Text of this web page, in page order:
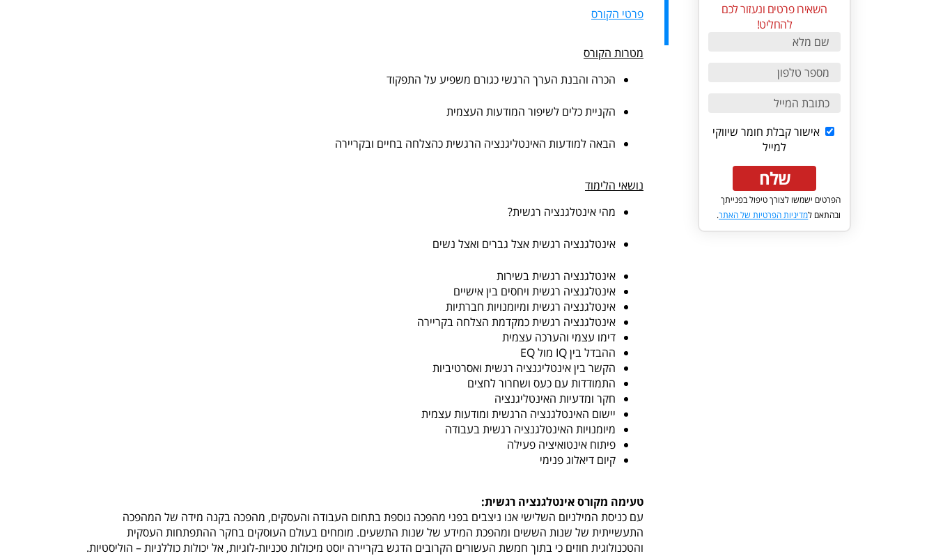
השאירו פרטים ונעזור לכם
להחליט!
אישור קבלת חומר שיווקי
למייל
שלח
הפרטים ישמשו לצורך טיפול בפנייתך
ובהתאם למדיניות הפרטיות של האתר.
פרטי הקורס
מטרות הקורס
הכרה והבנת הערך הרגשי כגורם משפיע על התפקוד
הקניית כלים לשיפור המודעות העצמית
הבאה למודעות האינטליגנציה הרגשית כהצלחה בחיים ובקריירה
נושאי הלימוד
מהי אינטלגנציה רגשית?
אינטלגנציה רגשית אצל גברים ואצל נשים
אינטלגנציה רגשית בשירות
אינטלגנציה רגשית ויחסים בין אישיים
אינטלגנציה רגשית ומיומנויות חברתיות
אינטלגנציה רגשית כמקדמת הצלחה בקריירה
דימו עצמי והערכה עצמית
ההבדל בין IQ מול EQ
הקשר בין אינטליגנציה רגשית ואסרטיביות
התמודדות עם כעס ושחרור לחצים
חקר ומדעיות האינטליגנציה
יישום האינטלגנציה הרגשית ומודעות עצמית
מיומנויות האינטלגנציה רגשית בעבודה
פיתוח אינטואיציה פעילה
קיום דיאלוג פנימי
טעימה מקורס אינטלגנציה רגשית:
עם כניסת המילניום השלישי אנו ניצבים בפני מהפכה נוספת בתחום העבודה והעסקים, מהפכה בקנה מידה של המהפכה
התעשייתית של שנות הששים ומהפכת המידע של שנות התשעים. מומחים בעולם העוסקים בחקר ההתפתחות העסקית
והטכנולוגית חוזים כי בתוך חמשת העשורים הקרובים הדגש בקריירה יוסט מיכולות טכניות-לוגיות, אל יכולות כוללניות – הוליסטיות.